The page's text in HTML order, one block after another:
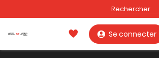
Se connecter